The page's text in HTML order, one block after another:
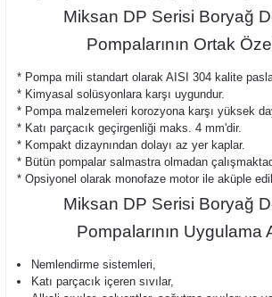
Miksan DP Serisi Boryağ
Pompalarının Ortak
* Pompa mili standart olarak AISI 304 kalite
* Kimyasal solüsyonlara karşı uygundur.
* Pompa malzemeleri korozyona karşı yüksek
* Katı parçacık geçirgenliği maks. 4 mm'dir.
* Kompakt dizaynından dolayı az yer kaplar.
* Bütün pompalar salmastra olmadan
* Opsiyonel olarak monofaze motor ile aküple
Miksan DP Serisi Boryağ
Pompalarının Uygulama
Nemlendirme sistemleri
Katı parçacık içeren sıvılar,